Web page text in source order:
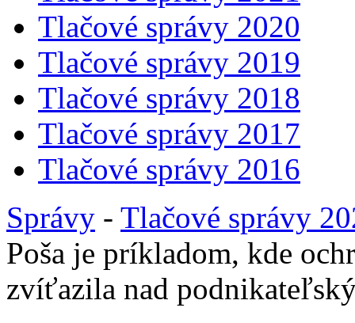
Tlačové správy 2020
Tlačové správy 2019
Tlačové správy 2018
Tlačové správy 2017
Tlačové správy 2016
Správy - Tlačové správy
Poša je príkladom, kde
zvíťazila nad